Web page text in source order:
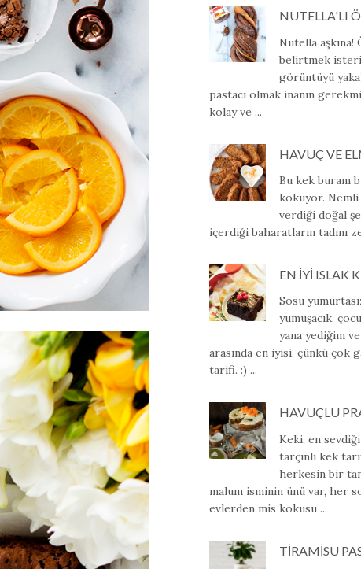
NUTELLA'LI
Nutella aşkına!
belirtmek
görüntüyü
pastacı olmak inanın
kolay ve ...
HAVUÇ VE
Bu kek buram
kokuyor. Nemli
verdiği doğal
içerdiği baharatların tadını
EN İYİ ISLAK
Sosu
yumuşacık,
yana yediğim
arasında en iyisi, çünkü çok
tarifi. :) ...
HAVUÇLU
Keki, en
tarçınlı kek
herkesin bir
malum isminin ünü var, her
evlerden mis kokusu ...
TİRAMİSU